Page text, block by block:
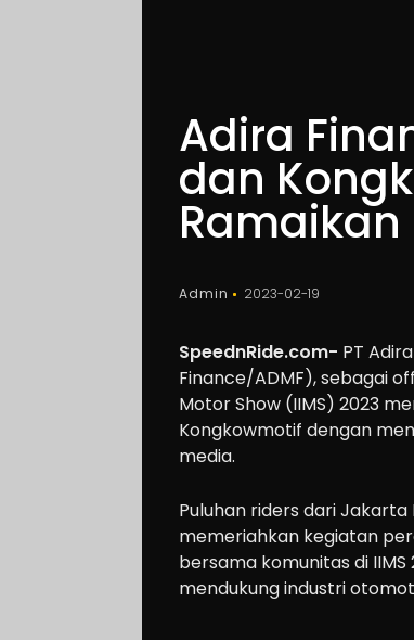
Adira
dan
Ramaikan
Admin 2023-02-19
SpeednRide.com- PT
Finance/ADMF), sebagai
Motor Show (IIMS) 2023
Kongkowmotif dengan
media.
Puluhan riders dari Jakarta
memeriahkan kegiatan
bersama komunitas di
mendukung industri